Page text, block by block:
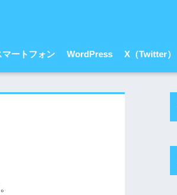
マートフォン WordPress X（Twitter）